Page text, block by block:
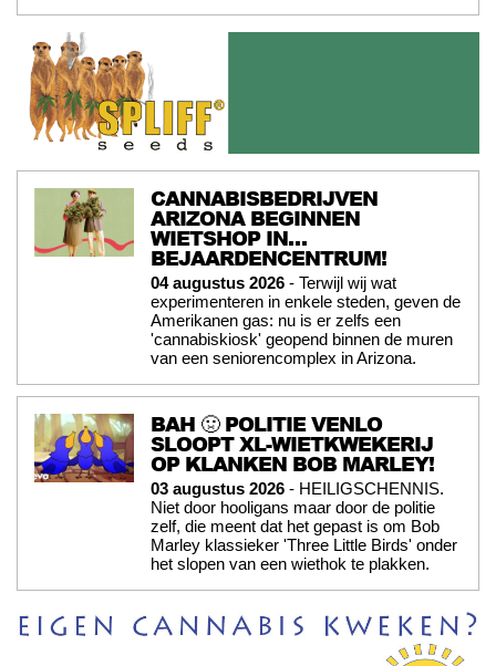
CANNABISBEDRIJVEN
ARIZONA BEGINNEN
WIETSHOP IN…
BEJAARDENCENTRUM!
04 augustus 2026 - Terwijl wij wat
experimenteren in enkele steden, geven de
Amerikanen gas: nu is er zelfs een
'cannabiskiosk' geopend binnen de muren
van een seniorencomplex in Arizona.
BAH 🤢 POLITIE VENLO
SLOOPT XL-WIETKWEKERIJ
OP KLANKEN BOB MARLEY!
03 augustus 2026 - HEILIGSCHENNIS.
Niet door hooligans maar door de politie
zelf, die meent dat het gepast is om Bob
Marley klassieker 'Three Little Birds' onder
het slopen van een wiethok te plakken.